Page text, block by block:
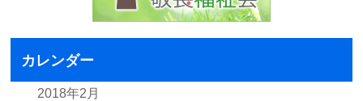
カレンダー
2018年2月